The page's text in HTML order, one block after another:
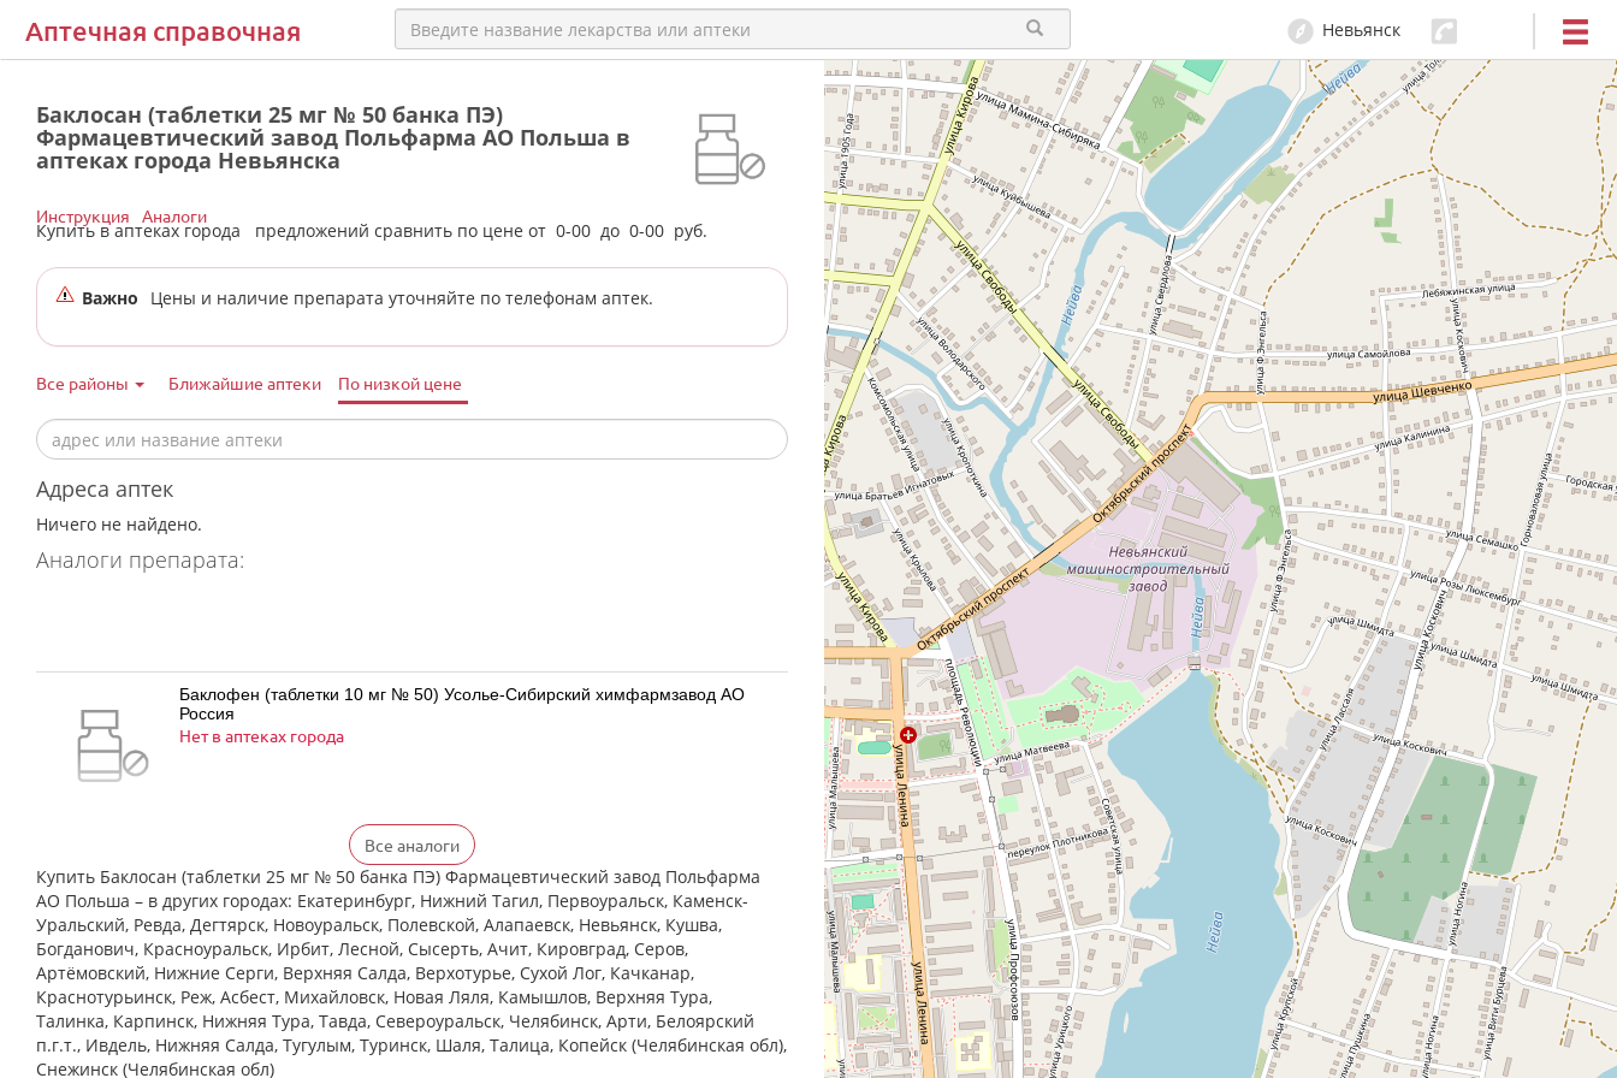
Аптечная справочная Невьянск
Баклосан (таблетки 25 мг № 50 банка ПЭ)
Фармацевтический завод Польфарма АО Польша в
аптеках города Невьянска
Купить в аптеках города предложений сравнить по цене от 0-00 до 0-00 руб.
Инструкция Аналоги
Важно Цены и наличие препарата уточняйте по телефонам аптек.
Все районы Ближайшие аптеки По низкой цене
Адреса аптек
Ничего не найдено.
Аналоги препарата:
Баклофен (таблетки 10 мг № 50) Усолье-Сибирский химфармзавод АО
Россия
Нет в аптеках города
Баклофен (таблетки 25 мг № 50) Усолье-Сибирский химфармзавод АО
Россия
Нет в аптеках города
Баклосан (таблетки 10 мг № 50 банка ПЭ) Фармацевтический завод
Польфарма АО Польша
Нет в аптеках города
Все аналоги
Купить Баклосан (таблетки 25 мг № 50 банка ПЭ) Фармацевтический завод Польфарма
АО Польша – в других городах: Екатеринбург, Нижний Тагил, Первоуральск, Каменск-
Уральский, Ревда, Дегтярск, Новоуральск, Полевской, Алапаевск, Невьянск, Кушва,
Богданович, Красноуральск, Ирбит, Лесной, Сысерть, Ачит, Кировград, Серов,
Артёмовский, Нижние Cерги, Верхняя Салда, Верхотурье, Сухой Лог, Качканар,
Краснотурьинск, Реж, Асбест, Михайловск, Новая Ляля, Камышлов, Верхняя Тура,
Талинка, Карпинск, Нижняя Тура, Тавда, Североуральск, Челябинск, Арти, Белоярский
п.г.т., Ивдель, Нижняя Салда, Тугулым, Туринск, Шаля, Талица, Копейск (Челябинская обл),
Снежинск (Челябинская обл)